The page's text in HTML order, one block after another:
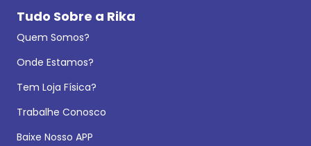
Tudo Sobre a Rika
Quem Somos?
Onde Estamos?
Tem Loja Física?
Trabalhe Conosco
Baixe Nosso APP